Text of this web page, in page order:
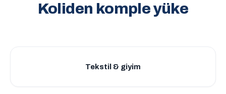
Koliden komple yüke
Tekstil & giyim